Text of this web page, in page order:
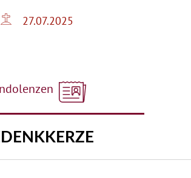
27.07.2025